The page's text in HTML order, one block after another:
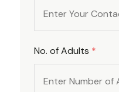
No. of Adults *